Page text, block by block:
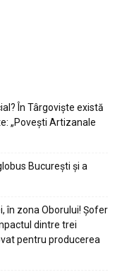
În Târgoviște există
„Povești Artizanale
București și a
în zona Oborului! Șofer
dintre trei
pentru producerea